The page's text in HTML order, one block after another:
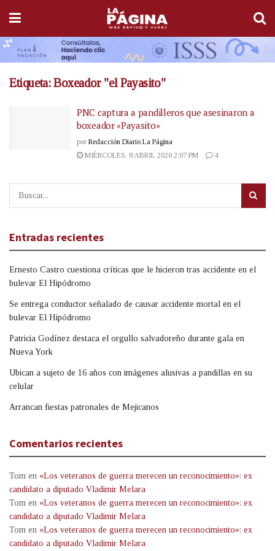
Etiqueta:Boxeador "el Payasito"
PNC captura a pandilleros que asesinaron a
boxeador «Payasito»
por Redacción Diario La Página
MIÉRCOLES, 8 ABRIL 2020 2:07 PM
4
Entradas recientes
Ernesto Castro cuestiona críticas que le hicieron tras accidente en el
bulevar El Hipódromo
Se entrega conductor señalado de causar accidente mortal en el
bulevar El Hipódromo
Patricia Godínez destaca el orgullo salvadoreño durante gala en
Nueva York
Ubican a sujeto de 16 años con imágenes alusivas a pandillas en su
celular
Arrancan fiestas patronales de Mejicanos
Comentarios recientes
Tom en «Los veteranos de guerra merecen un reconocimiento»: ex
candidato a diputado Vladimir Melara
Tom en «Los veteranos de guerra merecen un reconocimiento»: ex
candidato a diputado Vladimir Melara
Tom en «Los veteranos de guerra merecen un reconocimiento»: ex
candidato a diputado Vladimir Melara